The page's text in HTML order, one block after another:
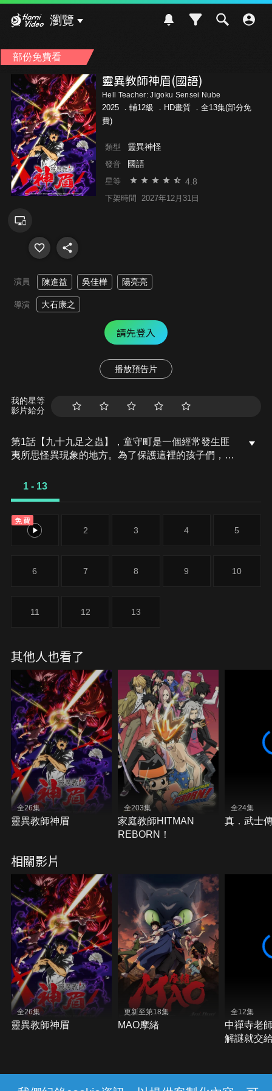
瀏覽
部份免費看
靈異教師神眉(國語)
Hell Teacher: Jigoku Sensei Nube
2025 ． 輔12級
．HD畫質 ．全13集(部分免
費)
類型 靈異神怪
發音 國語
星等 4.8
下架時間 2027年12月31日
演員 陳進益 吳佳樺 陽亮亮
導演 大石康之
請先登入
播放預告片
我的星等
影片給分
第1話【九十九足之蟲】，童守町是一個經常發生匪
夷所思怪異現象的地方。為了保護這裡的孩子們，一
鵺野鳴介，綽號「神眉」，同時也是日本唯一的靈能
憤怒，彷彿變了個人似的。但鵺野卻察覺，小廣的背
後潛伏著一隻妖怪……
1 - 13
免費
1 2 3 4 5
6 7 8 9 10
11 12 13
其他人也看了
全26集
靈異教師神眉
全203集
家庭教師HITMAN
REBORN！
全24集
真．武士
相關影片
全26集
靈異教師神眉
更新至第18集
MAO摩緒
全12集
中禪寺老
解謎就交